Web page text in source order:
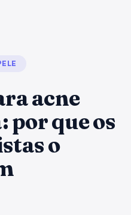
acne
por que os
o